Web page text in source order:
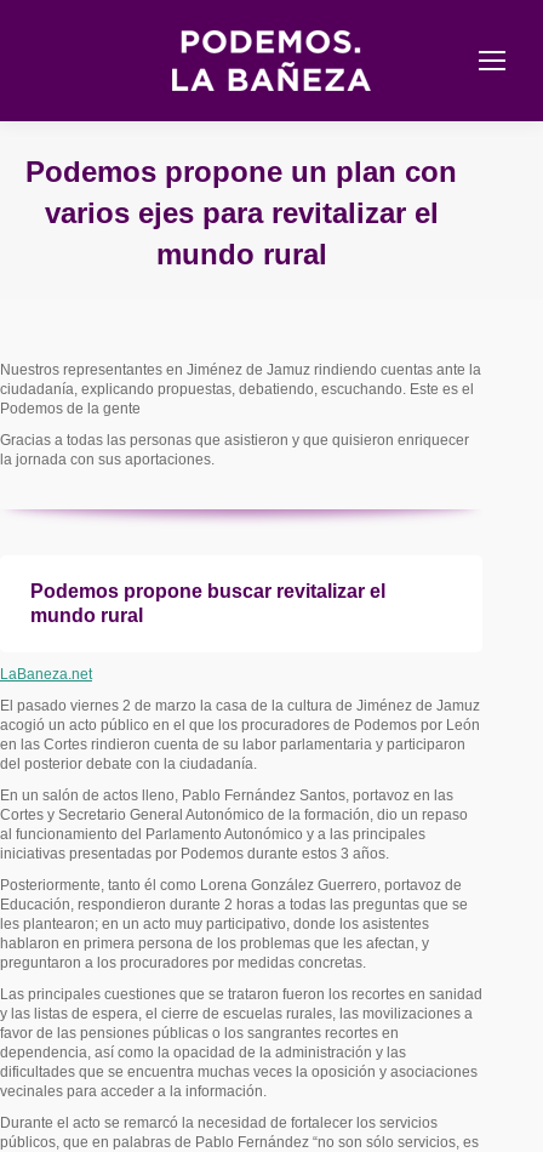
Podemos propone un plan con
varios ejes para revitalizar el
mundo rural
Nuestros representantes en Jiménez de Jamuz rindiendo cuentas ante la
ciudadanía, explicando propuestas, debatiendo, escuchando. Este es el
Podemos de la gente
Gracias a todas las personas que asistieron y que quisieron enriquecer
la jornada con sus aportaciones.
Podemos propone buscar revitalizar el
mundo rural
LaBaneza.net
El pasado viernes 2 de marzo la casa de la cultura de Jiménez de Jamuz
acogió un acto público en el que los procuradores de Podemos por León
en las Cortes rindieron cuenta de su labor parlamentaria y participaron
del posterior debate con la ciudadanía.
En un salón de actos lleno, Pablo Fernández Santos, portavoz en las
Cortes y Secretario General Autonómico de la formación, dio un repaso
al funcionamiento del Parlamento Autonómico y a las principales
iniciativas presentadas por Podemos durante estos 3 años.
Posteriormente, tanto él como Lorena González Guerrero, portavoz de
Educación, respondieron durante 2 horas a todas las preguntas que se
les plantearon; en un acto muy participativo, donde los asistentes
hablaron en primera persona de los problemas que les afectan, y
preguntaron a los procuradores por medidas concretas.
Las principales cuestiones que se trataron fueron los recortes en sanidad
y las listas de espera, el cierre de escuelas rurales, las movilizaciones a
favor de las pensiones públicas o los sangrantes recortes en
dependencia, así como la opacidad de la administración y las
dificultades que se encuentra muchas veces la oposición y asociaciones
vecinales para acceder a la información.
Durante el acto se remarcó la necesidad de fortalecer los servicios
públicos, que en palabras de Pablo Fernández “no son sólo servicios, es